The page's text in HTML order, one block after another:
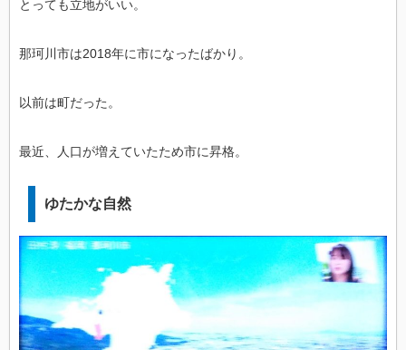
とっても立地がいい。
那珂川市は2018年に市になったばかり。
以前は町だった。
最近、人口が増えていたため市に昇格。
ゆたかな自然